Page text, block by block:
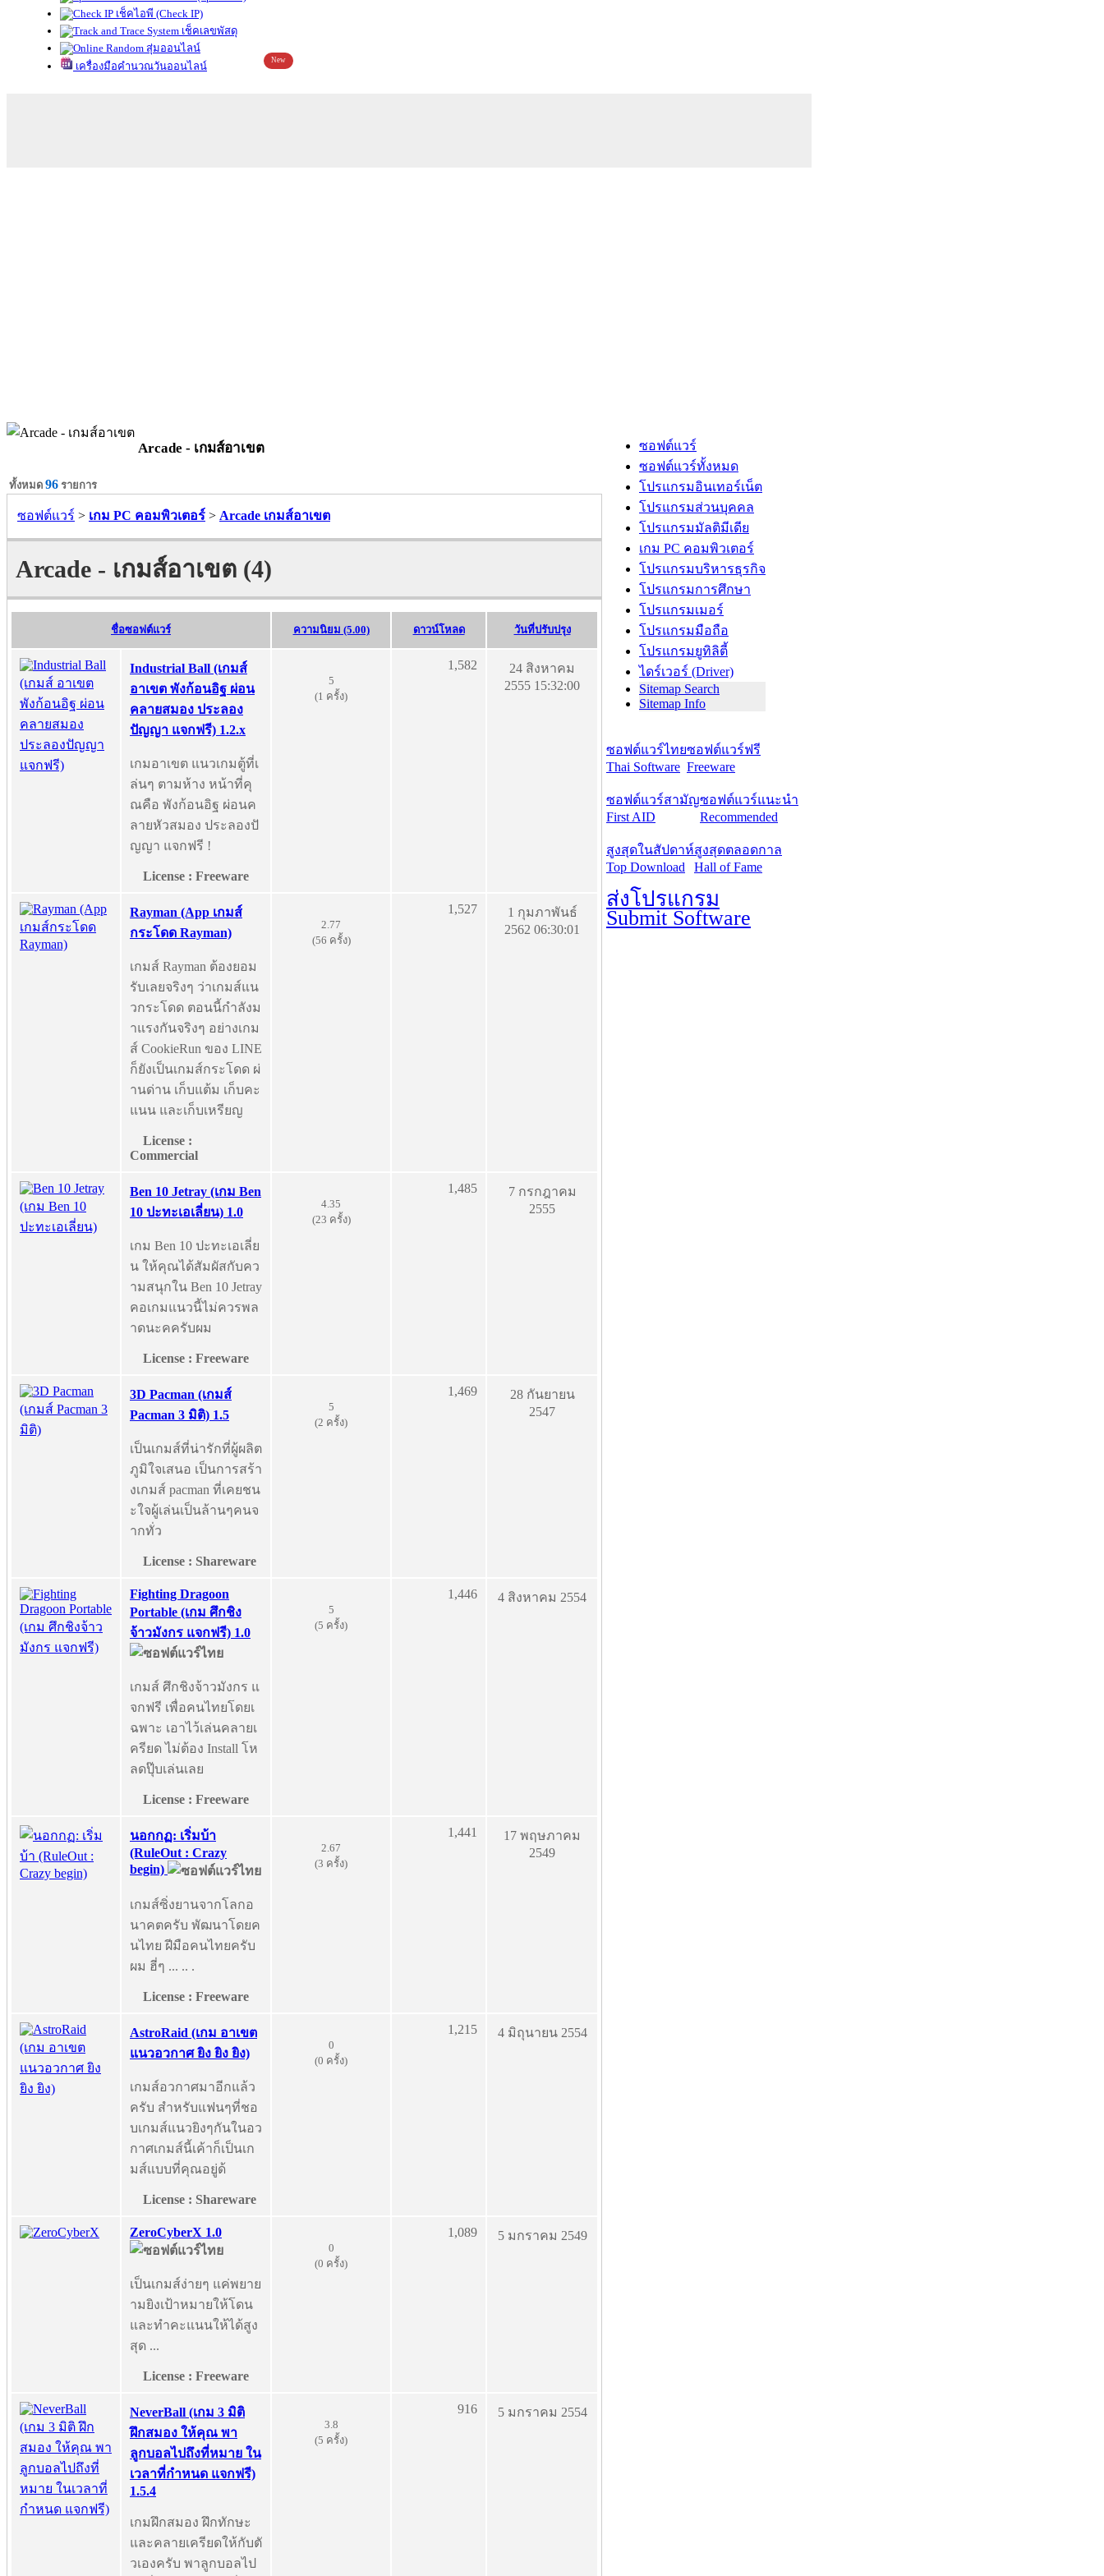
เช็คไอพี (Check IP)
เช็คเลขพัสดุ
สุ่มออนไลน์
เครื่องมือคำนวณวันออนไลน์
New
Arcade - เกมส์อาเขต
ทั้งหมด 96 รายการ
ซอฟต์แวร์ > เกม PC คอมพิวเตอร์ > Arcade เกมส์อาเขต
Arcade - เกมส์อาเขต (4)
ชื่อซอฟต์แวร์ ความนิยม (5.00) ดาวน์โหลด วันที่ปรับปรุง
Industrial Ball (เกมส์
อาเขต พังก้อนอิฐ ผ่อน
คลายสมอง ประลอง
ปัญญา แจกฟรี) 1.2.x
เกมอาเขต แนวเกมตู้ที่เ
ล่นๆ ตามห้าง หน้าที่คุ
ณคือ พังก้อนอิฐ ผ่อนค
ลายหัวสมอง ประลองปั
ญญา แจกฟรี !
License : Freeware
5
(1 ครั้ง)
1,582
24 สิงหาคม
2555 15:32:00
Rayman (App เกมส์
กระโดด Rayman)
เกมส์ Rayman ต้องยอม
รับเลยจริงๆ ว่าเกมส์แน
วกระโดด ตอนนี้กำลังม
าแรงกันจริงๆ อย่างเกม
ส์ CookieRun ของ LINE
ก็ยังเป็นเกมส์กระโดด ผ่
านด่าน เก็บแต้ม เก็บคะ
แนน และเก็บเหรียญ
License :
Commercial
2.77
(56 ครั้ง)
1,527
1 กุมภาพันธ์
2562 06:30:01
Ben 10 Jetray (เกม Ben
10 ปะทะเอเลี่ยน) 1.0
เกม Ben 10 ปะทะเอเลี่ย
น ให้คุณได้สัมผัสกับคว
ามสนุกใน Ben 10 Jetray
คอเกมแนวนี้ไม่ควรพล
าดนะคครับผม
License : Freeware
4.35
(23 ครั้ง)
1,485
7 กรกฎาคม
2555
3D Pacman (เกมส์
Pacman 3 มิติ) 1.5
เป็นเกมส์ที่น่ารักที่ผู้ผลิต
ภูมิใจเสนอ เป็นการสร้า
งเกมส์ pacman ที่เคยชน
ะใจผู้เล่นเป็นล้านๆคนจ
ากทั่ว
License : Shareware
5
(2 ครั้ง)
1,469
28 กันยายน
2547
Fighting Dragoon
Portable (เกม ศึกชิง
จ้าวมังกร แจกฟรี) 1.0
เกมส์ ศึกชิงจ้าวมังกร แ
จกฟรี เพื่อคนไทยโดยเ
ฉพาะ เอาไว้เล่นคลายเ
ครียด ไม่ต้อง Install โห
ลดปุ๊บเล่นเลย
License : Freeware
5
(5 ครั้ง)
1,446 4 สิงหาคม 2554
นอกกฏ: เริ่มบ้า
(RuleOut : Crazy
begin)
เกมส์ซิ่งยานจากโลกอ
นาคตครับ พัฒนาโดยค
นไทย ฝีมือคนไทยครับ
ผม ฮี่ๆ ... .. .
License : Freeware
2.67
(3 ครั้ง)
1,441
17 พฤษภาคม
2549
AstroRaid (เกม อาเขต
แนวอวกาศ ยิง ยิง ยิง)
เกมส์อวกาศมาอีกแล้ว
ครับ สำหรับแฟนๆที่ชอ
บเกมส์แนวยิงๆกันในอว
กาศเกมส์นี้เค้าก็เป็นเก
มส์แบบที่คุณอยู่ด้
License : Shareware
0
(0 ครั้ง)
1,215 4 มิถุนายน 2554
ZeroCyberX 1.0
เป็นเกมส์ง่ายๆ แค่พยาย
ามยิงเป้าหมายให้โดน
และทำคะแนนให้ได้สูง
สุด ...
License : Freeware
0
(0 ครั้ง)
1,089 5 มกราคม 2549
NeverBall (เกม 3 มิติ
ฝึกสมอง ให้คุณ พา
ลูกบอลไปถึงที่หมาย ใน
เวลาที่กำหนด แจกฟรี)
1.5.4
เกมฝึกสมอง ฝึกทักษะ
และคลายเครียดให้กับตั
วเองครับ พาลูกบอลไป
3.8
(5 ครั้ง)
916 5 มกราคม 2554
ซอฟต์แวร์
ซอฟต์แวร์ทั้งหมด
โปรแกรมอินเทอร์เน็ต
โปรแกรมส่วนบุคคล
โปรแกรมมัลติมีเดีย
เกม PC คอมพิวเตอร์
โปรแกรมบริหารธุรกิจ
โปรแกรมการศึกษา
โปรแกรมเมอร์
โปรแกรมมือถือ
โปรแกรมยูทิลิตี้
ไดร์เวอร์ (Driver)
Sitemap Search
Sitemap Info
ซอฟต์แวร์ไทย
Thai Software
ซอฟต์แวร์ฟรี
Freeware
ซอฟต์แวร์สามัญ
First AID
ซอฟต์แวร์แนะนำ
Recommended
สูงสุดในสัปดาห์
Top Download
สูงสุดตลอดกาล
Hall of Fame
ส่งโปรแกรม
Submit Software